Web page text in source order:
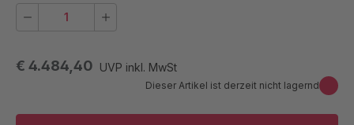
€ 4.484,40 UVP inkl. MwSt
Dieser Artikel ist derzeit nicht lagernd